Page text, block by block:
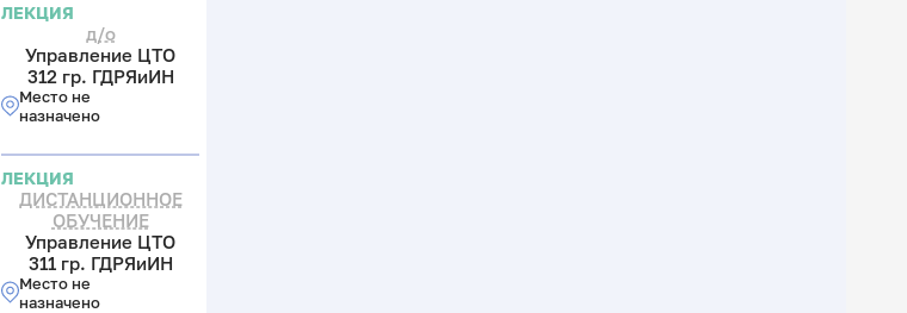
ЛЕКЦИЯ
д/о
Управление ЦТО
312 гр. ГДРЯиИН
Место не
назначено
ЛЕКЦИЯ
ДИСТАНЦИОННОЕ
ОБУЧЕНИЕ
Управление ЦТО
311 гр. ГДРЯиИН
Место не
назначено